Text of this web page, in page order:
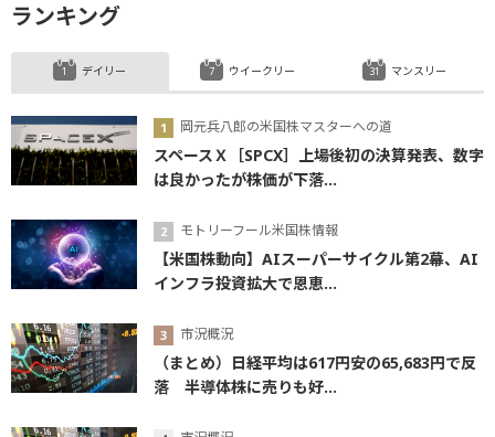
ランキング
デイリー
岡元兵八郎の米国株マスターへの道
スペースＸ［SPCX］上場後初の決算発表、数字
は良かったが株価が下落...
モトリーフール米国株情報
【米国株動向】AIスーパーサイクル第2幕、AI
インフラ投資拡大で恩恵...
市況概況
（まとめ）日経平均は617円安の65,683円で反
落 半導体株に売りも好...
ウイークリー マンスリー